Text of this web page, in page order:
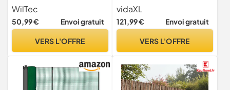
Maille 65 x 65 mm Hauteur
78 cm Grillage de jardin
Barrière extérieure Grillage
protection Enfants Animaux
WilTec
50,99 € Envoi gratuit
VERS L'OFFRE
vidaXL
121,99 € Envoi gratuit
VERS L'OFFRE